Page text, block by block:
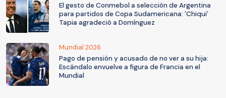
El gesto de Conmebol a selección de Argentina
para partidos de Copa Sudamericana: 'Chiqui'
Tapia agradeció a Domínguez
Mundial 2026
Pago de pensión y acusado de no ver a su hija:
Escándalo envuelve a figura de Francia en el
Mundial